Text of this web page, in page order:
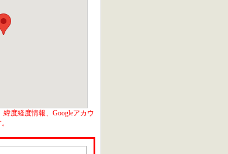
度経度情報、Googleアカウ